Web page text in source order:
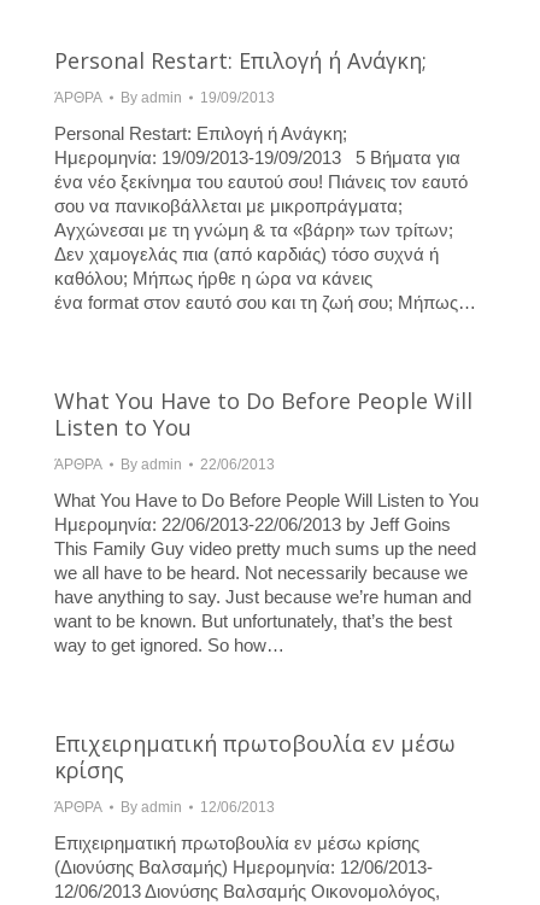
Personal Restart: Eπιλογή ή Ανάγκη;
ΆΡΘΡΑ By admin 19/09/2013
Personal Restart: Eπιλογή ή Ανάγκη;
Hμερομηνία: 19/09/2013-19/09/2013 5 Bήματα για
ένα νέο ξεκίνημα του εαυτού σου! Πιάνεις τον εαυτό
σου να πανικοβάλλεται με μικροπράγματα;
Αγχώνεσαι με τη γνώμη & τα «βάρη» των τρίτων;
Δεν χαμογελάς πια (από καρδιάς) τόσο συχνά ή
καθόλου; Μήπως ήρθε η ώρα να κάνεις
ένα format στον εαυτό σου και τη ζωή σου; Μήπως…
What You Have to Do Before People Will
Listen to You
ΆΡΘΡΑ By admin 22/06/2013
What You Have to Do Before People Will Listen to You
Hμερομηνία: 22/06/2013-22/06/2013 by Jeff Goins
This Family Guy video pretty much sums up the need
we all have to be heard. Not necessarily because we
have anything to say. Just because we’re human and
want to be known. But unfortunately, that’s the best
way to get ignored. So how…
Επιχειρηματική πρωτοβουλία εν μέσω
κρίσης
ΆΡΘΡΑ By admin 12/06/2013
Επιχειρηματική πρωτοβουλία εν μέσω κρίσης
(Διονύσης Βαλσαμής) Hμερομηνία: 12/06/2013-
12/06/2013 Διονύσης Βαλσαμής Οικονομολόγος,